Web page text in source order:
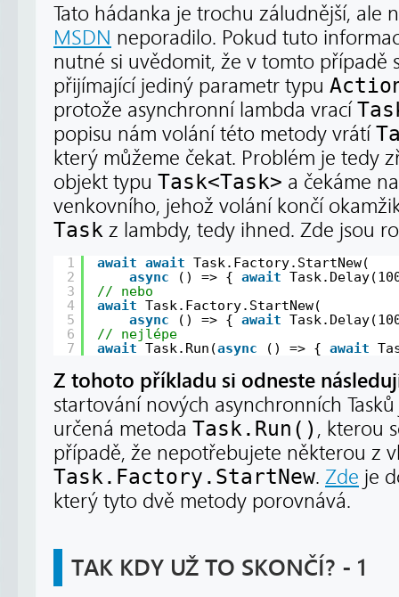
Tato hádanka je trochu záludnější, ale
MSDN neporadilo. Pokud tuto
nutné si uvědomit, že v tomto případě
přijímající jediný parametr typu
protože asynchronní lambda vrací
popisu nám volání této metody vrátí
který můžeme čekat. Problém je tedy
objekt typu Task<Task> a čekáme
venkovního, jehož volání končí
Task z lambdy, tedy ihned. Zde jsou
1
2
3
4
5
6
7
await await Task.Factory.StartNew(
async
() => { await
// nebo
await Task.Factory.StartNew(
async
() => { await
// nejlépe
await Task.Run(async () => { await
Z tohoto příkladu si odneste
startování nových asynchronních
určená metoda Task.Run() , kterou
případě, že nepotřebujete některou z
Task.Factory.StartNew. Zde je
který tyto dvě metody porovnává.
TAK KDY UŽ TO SKONČÍ? - 1